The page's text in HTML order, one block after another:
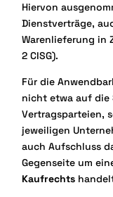
Hiervon
Dienstverträge,
Warenlieferung in
2 CISG).
Für die
nicht etwa auf die
Vertragsparteien,
jeweiligen
auch Aufschluss
Gegenseite um
Kaufrechts